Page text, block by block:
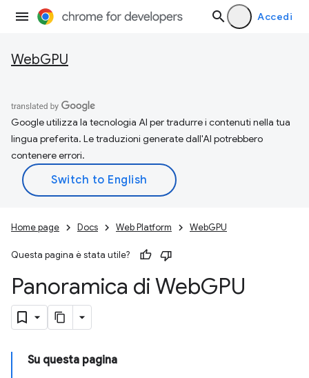
Accedi
WebGPU
Google utilizza la tecnologia AI per tradurre i contenuti nella tua
lingua preferita. Le traduzioni generate dall'AI potrebbero
contenere errori.
Home page Docs Web Platform WebGPU
Questa pagina è stata utile?
Panoramica di WebGPU
Su questa pagina